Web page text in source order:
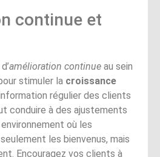
continue et
amélioration continue au sein
stimuler la croissance
régulier des clients
conduire à des ajustements
où les
les bienvenus, mais
Encouragez vos clients à